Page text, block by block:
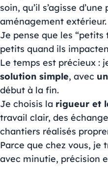
soin, qu’il s’agisse
aménagement extérieur.
Je pense que les “petits
petits quand ils
Le temps est précieux :
solution simple, avec
début à la fin.
Je choisis la rigueur et
travail clair, des
chantiers réalisés
Parce que chez vous, je
avec minutie, précision